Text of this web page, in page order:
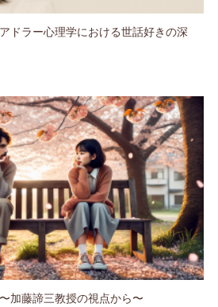
ドラー心理学における世話好きの深
加藤諦三教授の視点から〜